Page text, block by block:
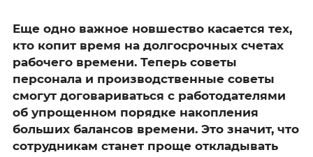
Еще одно важное новшество касается тех,
кто копит время на долгосрочных счетах
рабочего времени. Теперь советы
персонала и производственные советы
смогут договариваться с работодателями
об упрощенном порядке накопления
больших балансов времени. Это значит, что
сотрудникам станет проще откладывать